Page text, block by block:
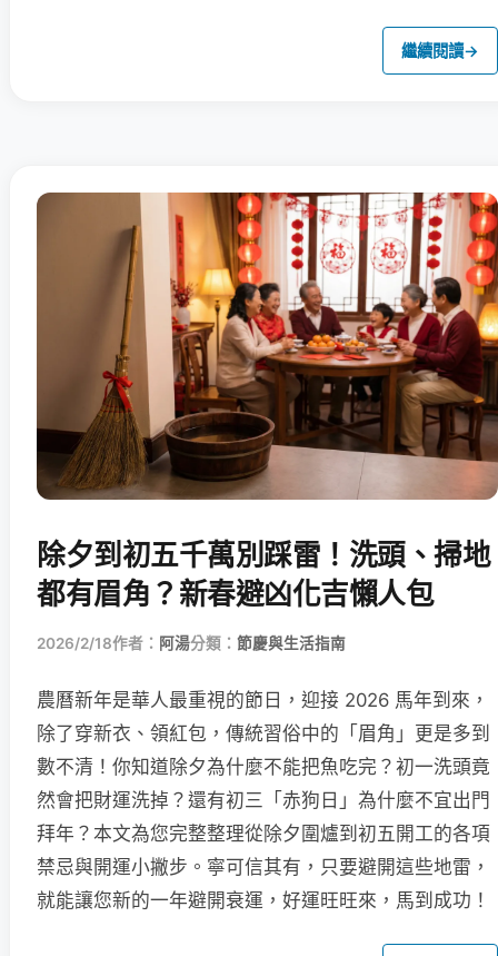
繼續閱讀→
除夕到初五千萬別踩雷！洗頭、掃地
都有眉角？新春避凶化吉懶人包
2026/2/18作者： 阿湯分類： 節慶與生活指南
農曆新年是華人最重視的節日，迎接 2026 馬年到來，
除了穿新衣、領紅包，傳統習俗中的「眉角」更是多到
數不清！你知道除夕為什麼不能把魚吃完？初一洗頭竟
然會把財運洗掉？還有初三「赤狗日」為什麼不宜出門
拜年？本文為您完整整理從除夕圍爐到初五開工的各項
禁忌與開運小撇步。寧可信其有，只要避開這些地雷，
就能讓您新的一年避開衰運，好運旺旺來，馬到成功！